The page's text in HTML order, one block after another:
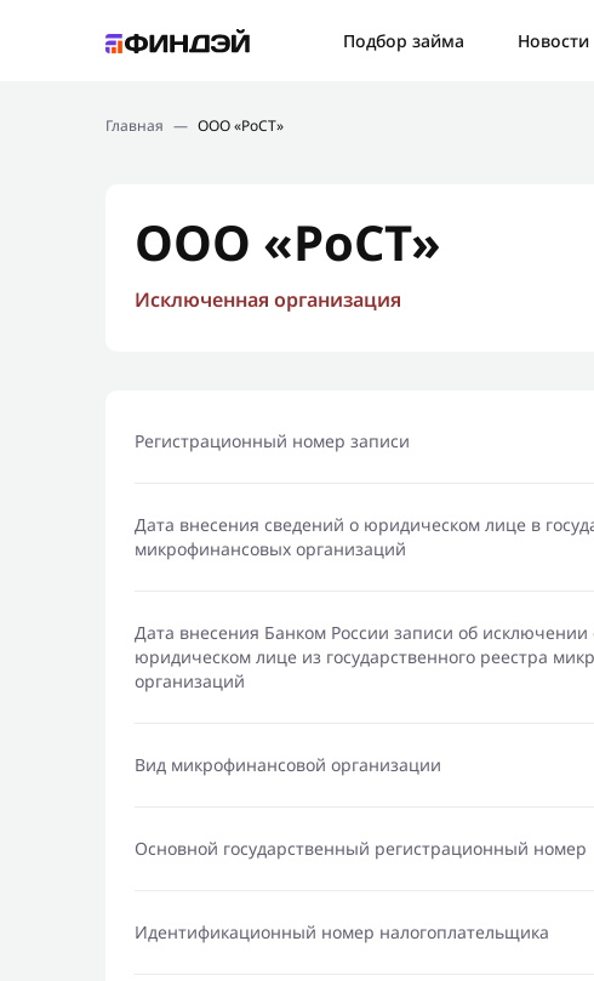
Подбор займа Новости
Новости
Главная — ООО «РоСТ»
ООО «РоСТ»
Исключенная организация
Регистрационный номер записи
Дата внесения сведений о юридическом лице в
микрофинансовых организаций
Дата внесения Банком России записи об исключении
юридическом лице из государственного реестра
организаций
Вид микрофинансовой организации
Основной государственный регистрационный номер
Идентификационный номер налогоплательщика
Ошибка: